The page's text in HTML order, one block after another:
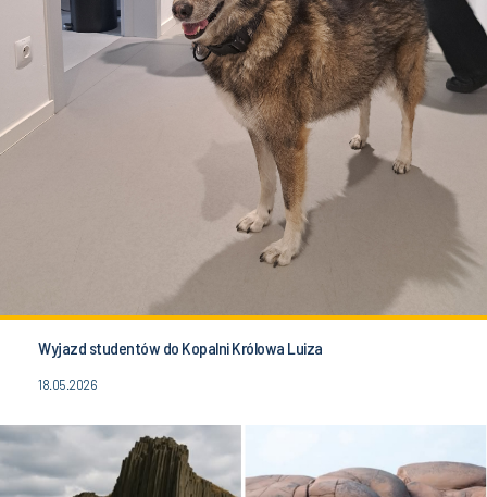
Wyjazd studentów do Kopalni Królowa Luiza
18.05.2026